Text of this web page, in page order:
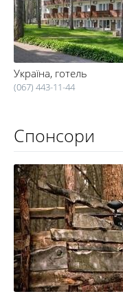
Україна, готель
(067) 443-11-44
Спонсори